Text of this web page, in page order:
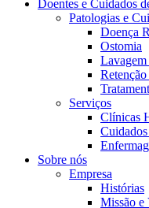
Em diálogo com a B.
Doentes e Cuidados
Patologias e
Doença
Ostomia
Lavagem
Serviços
Clínicas
Sobre nós
Empresa
Histórias
Missão e